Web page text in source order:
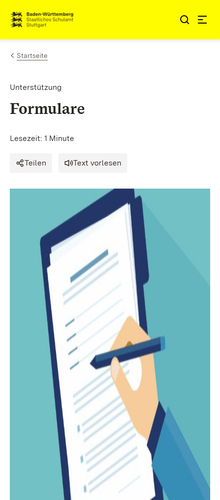
Zum Inhalt springen
Link zur Startseite
Startseite
Unterstützung
Formulare
Lesezeit: 1 Minute
Teilen Text vorlesen